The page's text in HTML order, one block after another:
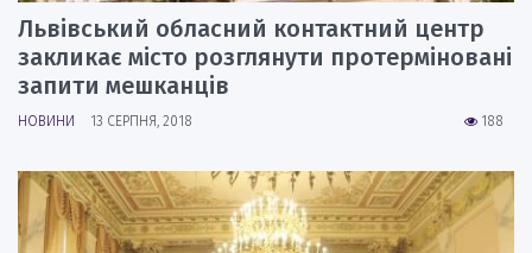
Львівський обласний контактний центр
закликає місто розглянути протерміновані
запити мешканців
188
НОВИНИ 13 СЕРПНЯ, 2018